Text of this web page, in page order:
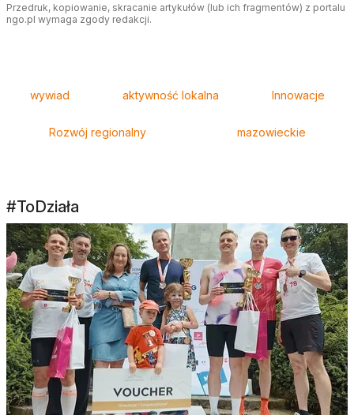
Przedruk, kopiowanie, skracanie artykułów (lub ich fragmentów) z portalu
ngo.pl wymaga zgody redakcji.
wywiad aktywność lokalna Innowacje
Rozwój regionalny mazowieckie
#ToDziała